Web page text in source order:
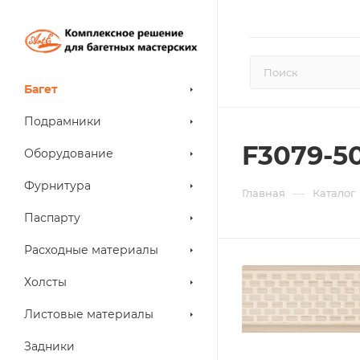
Багет
Подрамники
Оборудование
Фурнитура
Паспарту
Расходные материалы
Холсты
Листовые материалы
Задники
F3079-
Главная — Каталог